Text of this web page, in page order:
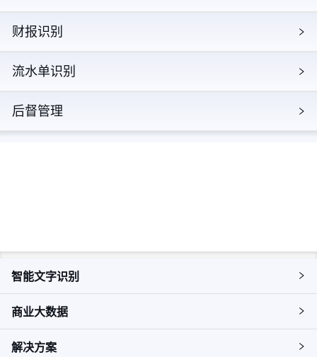
财报识别
流水单识别
后督管理
智能文字识别
商业大数据
解决方案